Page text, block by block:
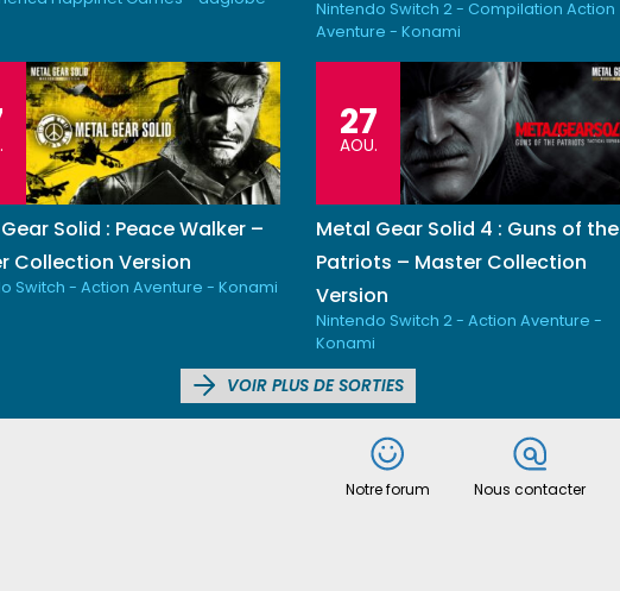
Nintendo Switch 2 - Compilation Action
Aventure - Konami
Solid : Peace Walker –
Collection Version
Switch - Action Aventure - Konami
27
AOU.
Metal Gear Solid 4 : Guns of the
Patriots – Master Collection
Version
Nintendo Switch 2 - Action Aventure -
Konami
VOIR PLUS DE SORTIES
Notre forum Nous contacter